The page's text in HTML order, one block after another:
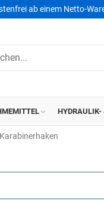
ab einem Netto-
HYDRAULIK-
Karabinerhaken